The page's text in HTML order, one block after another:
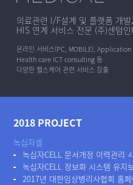
의료관련 I/F설계 및 플랫폼 개발,
HIS 연계 서비스 전문 (주)센텀인
온라인 서비스(PC, MOBILE), Application
Health care ICT consulting 등
다양한 헬스케어 관련 서비스 창출
2018 PROJECT
녹십자셀
녹십자CELL 문서개정 이력관리
녹십자CELL 정보화 시스템 유지
2017년 대한임상병리사협회 홈